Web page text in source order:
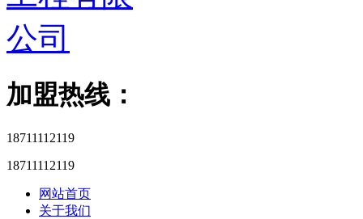
加盟热线：
18711112119
18711112119
网站首页
关于我们